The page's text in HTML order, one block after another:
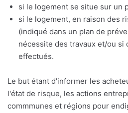
si le logement se situe sur un
si le logement, en raison des
(indiqué dans un plan de
nécessite des travaux et/ou si
effectués.
Le but étant d'informer les
l'état de risque, les actions
commmunes et régions pour